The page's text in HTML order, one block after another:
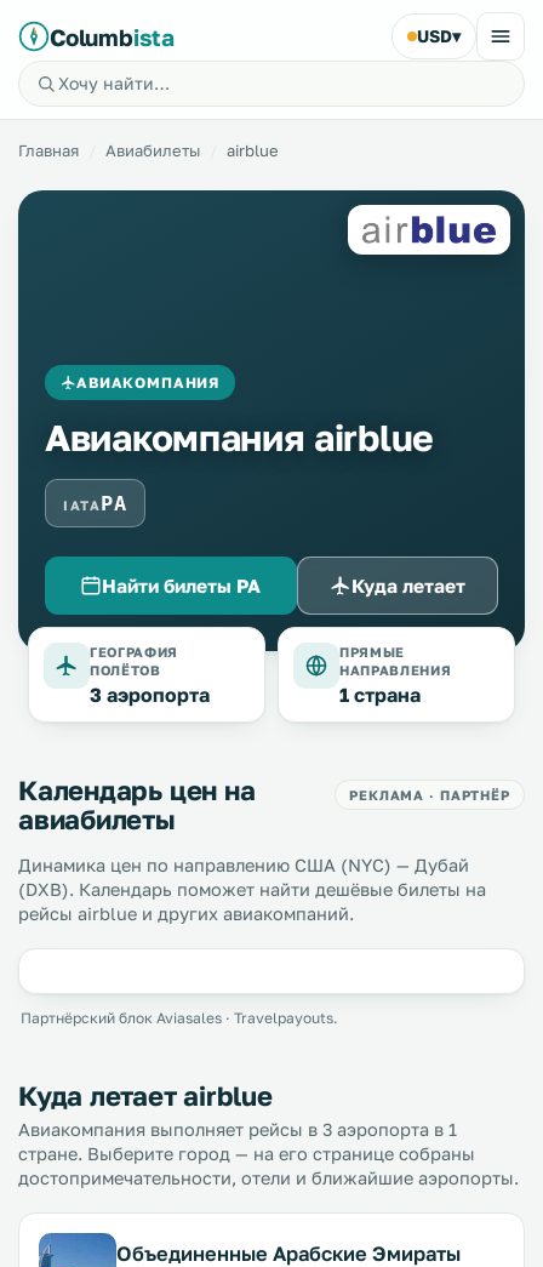
Columbista USD▾
Главная Авиабилеты airblue
АВИАКОМПАНИЯ
Авиакомпания airblue
IATA PA
Найти билеты PA Куда летает
ГЕОГРАФИЯ
ПОЛЁТОВ
3 аэропорта
ПРЯМЫЕ
НАПРАВЛЕНИЯ
1 страна
Календарь цен на
авиабилеты
РЕКЛАМА · ПАРТНЁР
Динамика цен по направлению США (NYC) — Дубай
(DXB). Календарь поможет найти дешёвые билеты на
рейсы airblue и других авиакомпаний.
Партнёрский блок Aviasales · Travelpayouts.
Куда летает airblue
Авиакомпания выполняет рейсы в 3 аэропорта в 1
стране. Выберите город — на его странице собраны
достопримечательности, отели и ближайшие аэропорты.
Объединенные Арабские Эмираты